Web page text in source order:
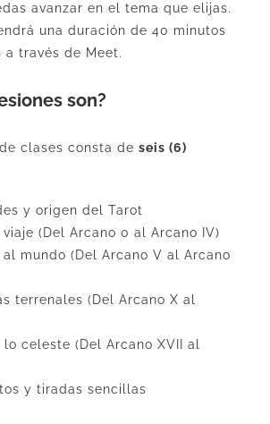
avanzar en el tema que elijas.
una duración de 40 minutos
a través de Meet.
son?
clases consta de seis (6)
y origen del Tarot
(Del Arcano 0 al Arcano IV)
mundo (Del Arcano V al Arcano
terrenales (Del Arcano X al
celeste (Del Arcano XVII al
y tiradas sencillas